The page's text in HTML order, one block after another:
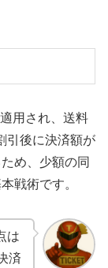
用され、送料
引後に決済額が
め、少額の同
戦術です。
は
済